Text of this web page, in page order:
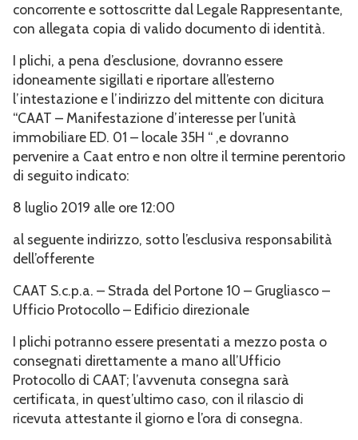
concorrente e sottoscritte dal Legale Rappresentante,
con allegata copia di valido documento di identità.
I plichi, a pena d’esclusione, dovranno essere
idoneamente sigillati e riportare all’esterno
l’intestazione e l’indirizzo del mittente con dicitura
“CAAT – Manifestazione d’interesse per l’unità
immobiliare ED. 01 – locale 35H “ ,e dovranno
pervenire a Caat entro e non oltre il termine perentorio
di seguito indicato:
8 luglio 2019 alle ore 12:00
al seguente indirizzo, sotto l’esclusiva responsabilità
dell’offerente
CAAT S.c.p.a. – Strada del Portone 10 – Grugliasco –
Ufficio Protocollo – Edificio direzionale
I plichi potranno essere presentati a mezzo posta o
consegnati direttamente a mano all’Ufficio
Protocollo di CAAT; l’avvenuta consegna sarà
certificata, in quest’ultimo caso, con il rilascio di
ricevuta attestante il giorno e l’ora di consegna.